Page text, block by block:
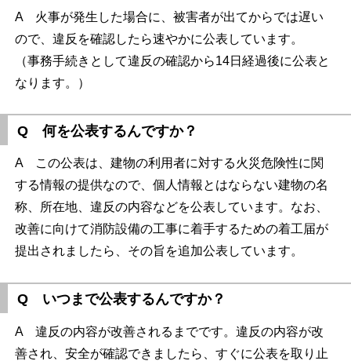
A 火事が発生した場合に、被害者が出てからでは遅い
ので、違反を確認したら速やかに公表しています。
（事務手続きとして違反の確認から14日経過後に公表と
なります。）
Q 何を公表するんですか？
A この公表は、建物の利用者に対する火災危険性に関
する情報の提供なので、個人情報とはならない建物の名
称、所在地、違反の内容などを公表しています。なお、
改善に向けて消防設備の工事に着手するための着工届が
提出されましたら、その旨を追加公表しています。
Q いつまで公表するんですか？
A 違反の内容が改善されるまでです。違反の内容が改
善され、安全が確認できましたら、すぐに公表を取り止